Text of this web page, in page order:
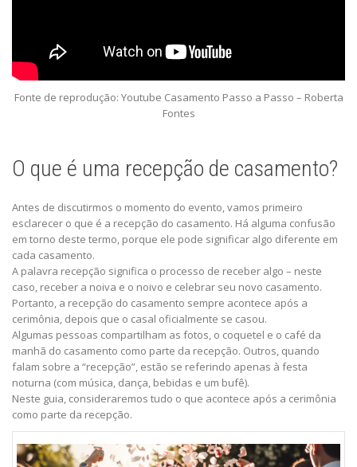
Fonte de reprodução: Youtube Casamento Passo a Passo – Roberta
Fontes
O que é uma recepção de casamento?
Antes de discutirmos o momento do evento, vamos primeiro
esclarecer o que é a recepção do casamento. Há alguma confusão
em torno deste termo, porque ele pode significar algo diferente em
cada casamento.
A palavra recepção significa o processo de receber algo – neste
caso, receber a noiva e o noivo e celebrar seu novo casamento.
Portanto, a recepção do casamento sempre acontece após a
cerimônia, depois que o casal oficialmente se casou.
Algumas pessoas compartilham as fotos, o coquetel e o café da
manhã do casamento como parte da recepção. Outros, quando
falam sobre a “recepção”, estão se referindo apenas à festa
noturna (com música, dança, bebidas e um bufê).
Neste guia, consideraremos tudo o que acontece após a cerimônia
como parte da recepção.